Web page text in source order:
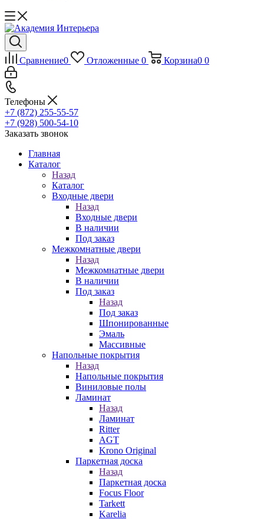
Сравнение0 Отложенные 0 Корзина0 0
Телефоны
+7 (872) 255-55-57
+7 (928) 500-54-10
Заказать звонок
Главная
Каталог
Назад
Каталог
Входные двери
Назад
Входные двери
В наличии
Под заказ
Межкомнатные двери
Назад
Межкомнатные двери
В наличии
Под заказ
Назад
Под заказ
Шпонированные
Эмаль
Массивные
Напольные покрытия
Назад
Напольные покрытия
Виниловые полы
Ламинат
Назад
Ламинат
Ritter
AGT
Krono Original
Паркетная доска
Назад
Паркетная доска
Focus Floor
Tarkett
Karelia